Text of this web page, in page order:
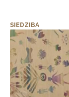
SIEDZIBA